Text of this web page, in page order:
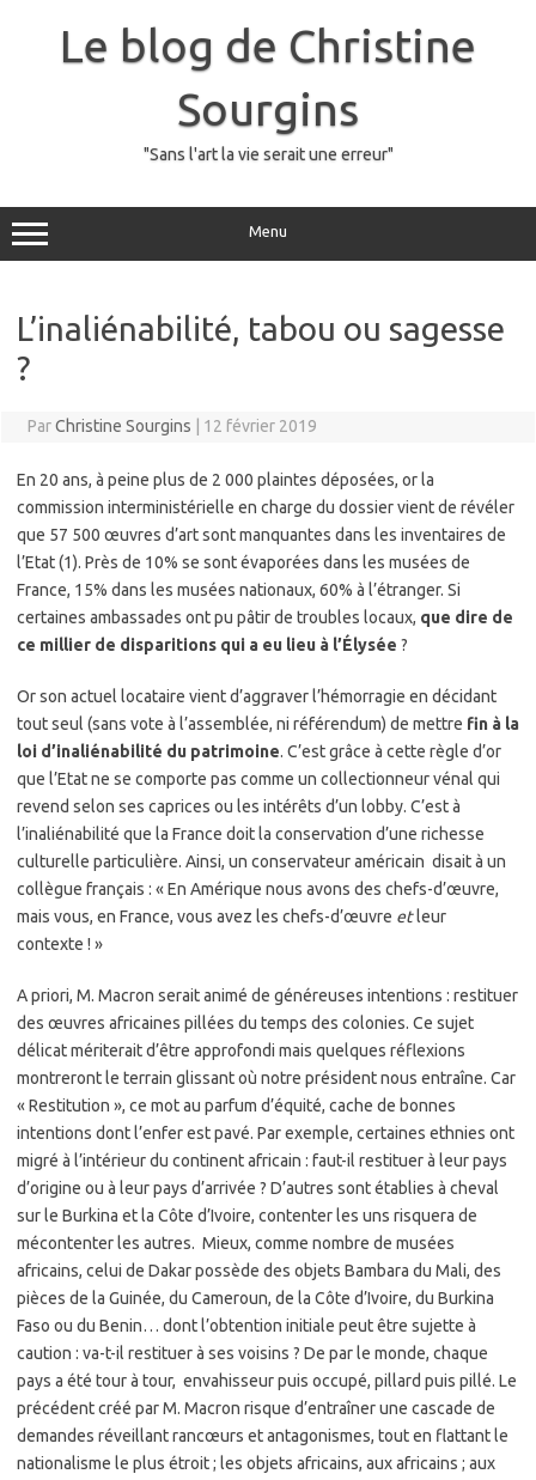
Le blog de Christine
Sourgins
"Sans l'art la vie serait une erreur"
Menu
L’inaliénabilité, tabou ou sagesse
?
ParChristine Sourgins 12 février 2019
En 20 ans, à peine plus de 2 000 plaintes déposées, or la
commission interministérielle en charge du dossier vient de révéler
que 57 500 œuvres d’art sont manquantes dans les inventaires de
l’Etat (1). Près de 10% se sont évaporées dans les musées de
France, 15% dans les musées nationaux, 60% à l’étranger. Si
certaines ambassades ont pu pâtir de troubles locaux, que dire de
ce millier de disparitions qui a eu lieu à l’Élysée ?
Or son actuel locataire vient d’aggraver l’hémorragie en décidant
tout seul (sans vote à l’assemblée, ni référendum) de mettre fin à la
loi d’inaliénabilité du patrimoine. C’est grâce à cette règle d’or
que l’Etat ne se comporte pas comme un collectionneur vénal qui
revend selon ses caprices ou les intérêts d’un lobby. C’est à
l’inaliénabilité que la France doit la conservation d’une richesse
culturelle particulière. Ainsi, un conservateur américain disait à un
collègue français : « En Amérique nous avons des chefs-d’œuvre,
mais vous, en France, vous avez les chefs-d’œuvre etleur
contexte ! »
A priori, M. Macron serait animé de généreuses intentions : restituer
des œuvres africaines pillées du temps des colonies. Ce sujet
délicat mériterait d’être approfondi mais quelques réflexions
montreront le terrain glissant où notre président nous entraîne. Car
« Restitution », ce mot au parfum d’équité, cache de bonnes
intentions dont l’enfer est pavé. Par exemple, certaines ethnies ont
migré à l’intérieur du continent africain : faut-il restituer à leur pays
d’origine ou à leur pays d’arrivée ? D’autres sont établies à cheval
sur le Burkina et la Côte d’Ivoire, contenter les uns risquera de
mécontenter les autres. Mieux, comme nombre de musées
africains, celui de Dakar possède des objets Bambara du Mali, des
pièces de la Guinée, du Cameroun, de la Côte d’Ivoire, du Burkina
Faso ou du Benin… dont l’obtention initiale peut être sujette à
caution : va-t-il restituer à ses voisins ? De par le monde, chaque
pays a été tour à tour, envahisseur puis occupé, pillard puis pillé. Le
précédent créé par M. Macron risque d’entraîner une cascade de
demandes réveillant rancœurs et antagonismes, tout en flattant le
nationalisme le plus étroit ; les objets africains, aux africains ; aux